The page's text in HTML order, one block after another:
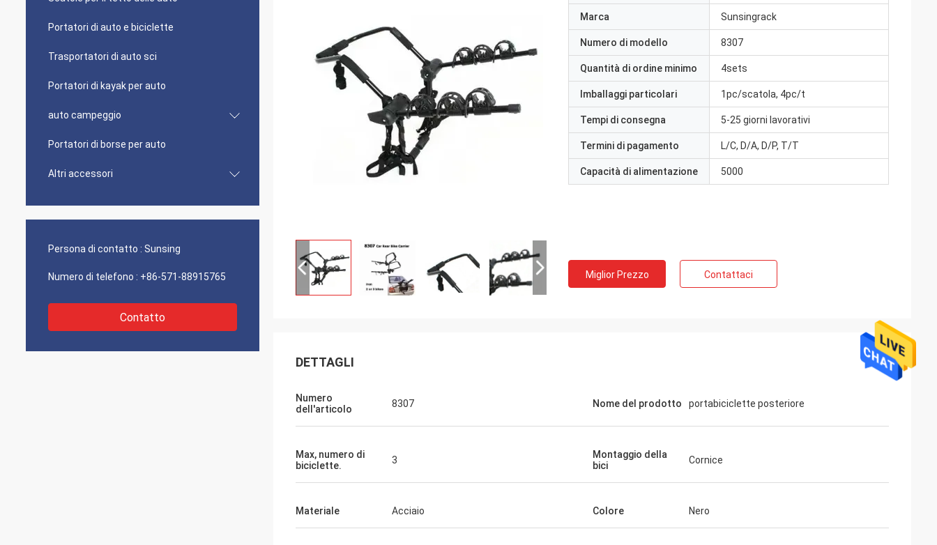
Portatori di auto e biciclette
Trasportatori di auto sci
Portatori di kayak per auto
auto campeggio
Portatori di borse per auto
Altri accessori
Persona di contatto : Sunsing
Numero di telefono : +86-571-88915765
Contatto
Marca Sunsingrack
Numero di modello 8307
Quantità di ordine minimo 4sets
Imballaggi particolari 1pc/scatola, 4pc/t
Tempi di consegna 5-25 giorni lavorativi
Termini di pagamento L/C, D/A, D/P, T/T
Capacità di alimentazione 5000
Miglior Prezzo Contattaci
DETTAGLI
Numero
dell'articolo
8307 Nome del prodotto portabiciclette posteriore
Max, numero di
biciclette.
3
Montaggio della
bici
Cornice
Materiale Acciaio Colore Nero